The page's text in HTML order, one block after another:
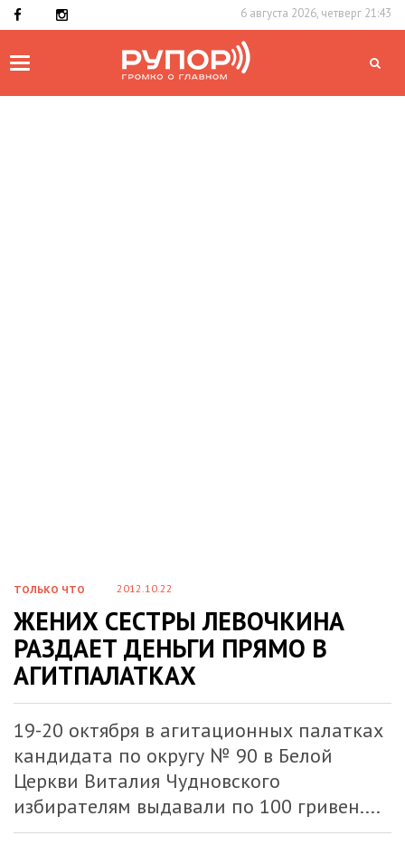
6 августа 2026, четверг 21:43
Toggle
ТОЛЬКО ЧТО 2012.10.22
ЖЕНИХ СЕСТРЫ ЛЕВОЧКИНА
РАЗДАЕТ ДЕНЬГИ ПРЯМО В
АГИТПАЛАТКАХ
19-20 октября в агитационных палатках
кандидата по округу № 90 в Белой
Церкви Виталия Чудновского
избирателям выдавали по 100 гривен....